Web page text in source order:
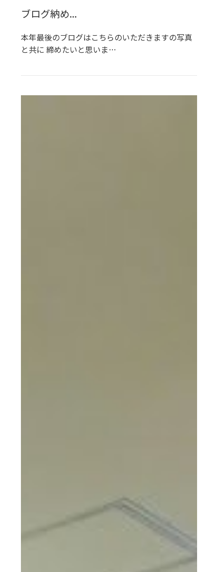
ブログ納め...
本年最後のブログはこちらのいただきますの写真
と共に 締めたいと思いま…